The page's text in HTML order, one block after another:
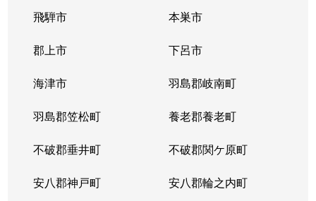
飛騨市 本巣市
郡上市 下呂市
海津市 羽島郡岐南町
羽島郡笠松町 養老郡養老町
不破郡垂井町 不破郡関ケ原町
安八郡神戸町 安八郡輪之内町